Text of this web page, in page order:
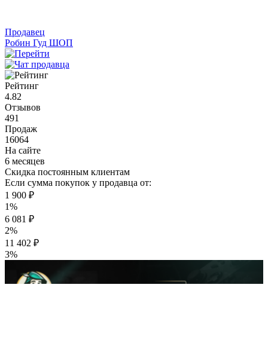
Продавец
Робин Гуд ШОП
Рейтинг
4.82
Отзывов
491
Продаж
16064
На сайте
6 месяцев
Скидка постоянным клиентам
Если сумма покупок у продавца от:
1 900 ₽
1%
6 081 ₽
2%
11 402 ₽
3%